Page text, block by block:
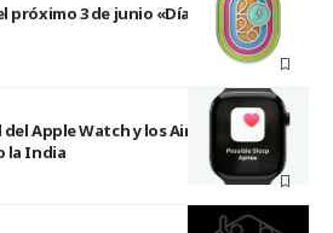
próximo 3 de junio «Día Mundial del
Apple Watch y los AirPods llegan a
la India